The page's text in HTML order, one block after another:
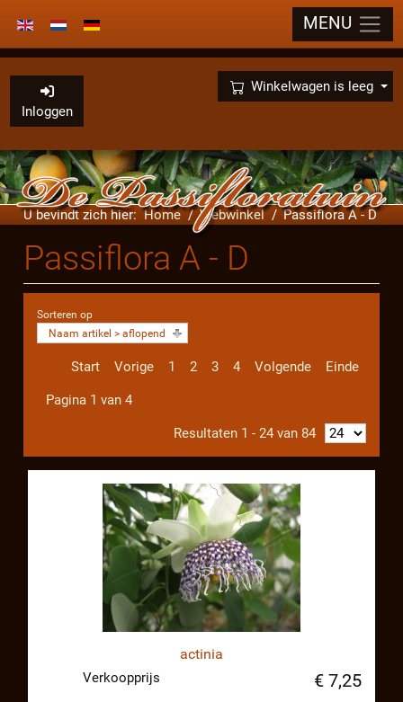
Inloggen
Winkelwagen is leeg
×
Selecteer de taal MENU
U bevindt zich hier:Home Webwinkel Passiflora A - D
Passiflora A - D
Sorteren op
Naam artikel > aflopend
Start Vorige 1 2 3 4 Volgende Einde
Pagina 1 van 4
Resultaten 1 - 24 van 84
actinia
Verkoopprijs € 7,25